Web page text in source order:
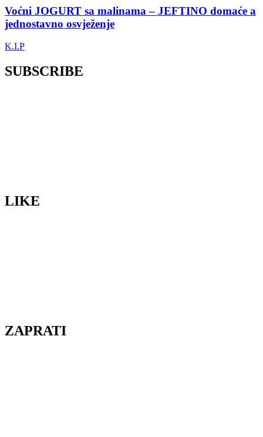
Voćni JOGURT sa malinama – JEFTINO domaće a
jednostavno osvježenje
K.I.P
SUBSCRIBE
LIKE
ZAPRATI